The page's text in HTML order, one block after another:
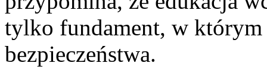
tylko fundament, w
bezpieczeństwa.